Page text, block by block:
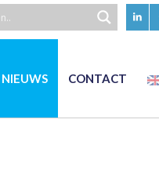
NIEUWS CONTACT